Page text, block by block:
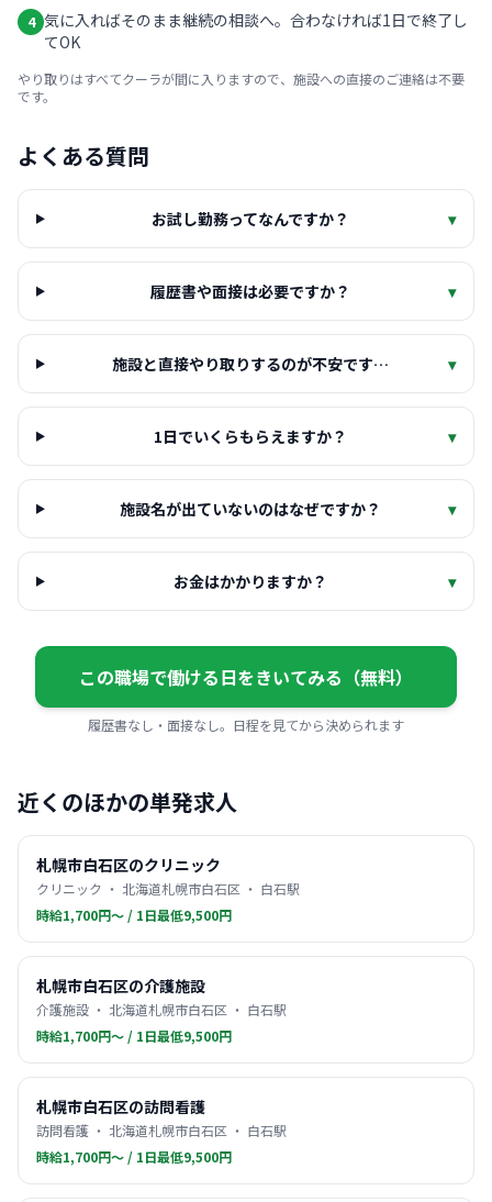
4 気に入ればそのまま継続の相談へ。合わなければ1日で終了し
てOK
やり取りはすべてクーラが間に入りますので、施設への直接のご連絡は不要
です。
よくある質問
お試し勤務ってなんですか？ ▾
履歴書や面接は必要ですか？ ▾
施設と直接やり取りするのが不安です… ▾
1日でいくらもらえますか？ ▾
施設名が出ていないのはなぜですか？ ▾
お金はかかりますか？ ▾
この職場で働ける日をきいてみる（無料）
履歴書なし・面接なし。日程を見てから決められます
近くのほかの単発求人
札幌市白石区のクリニック
クリニック ・ 北海道札幌市白石区 ・ 白石駅
時給1,700円〜 / 1日最低9,500円
札幌市白石区の介護施設
介護施設 ・ 北海道札幌市白石区 ・ 白石駅
時給1,700円〜 / 1日最低9,500円
札幌市白石区の訪問看護
訪問看護 ・ 北海道札幌市白石区 ・ 白石駅
時給1,700円〜 / 1日最低9,500円